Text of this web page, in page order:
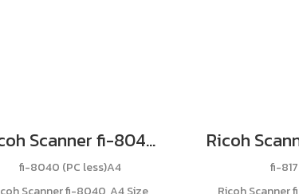
Ricoh Scanner fi-8040, A4 Size, Simplex 40 ppm, Duplex 80 ipm, ADF 50 Sheets, 600dpi, 10BASE-T, 100BASE-TX, 1000 BASE-TStandard warranty 1 ปี Carry-in (Warranty 12 months after delivery date, return to base)
fi-8040 (PC less)A4
fi-